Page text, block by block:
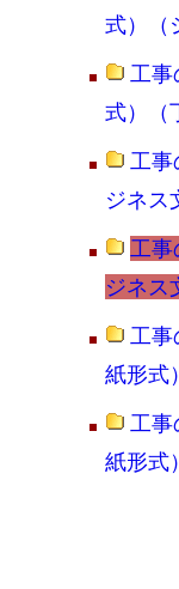
式）（
工
式）（
工
ジネス
工
ジネス
工
紙形式
工
紙形式